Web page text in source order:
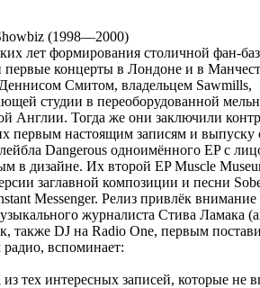
(1998—2000)
лет формирования столичной фан-
первые концерты в Лондоне и в
Деннисом Смитом, владельцем Sawmills,
студии в переоборудованной
Англии. Тогда же они заключили
первым настоящим записям и выпуску
Dangerous одноимённого EP с
в дизайне. Их второй EP Muscle
заглавной композиции и песни
Messenger. Релиз привлёк внимание
журналиста Стива Ламака
также DJ на Radio One, первым
вспоминает:
тех интересных записей, которые не